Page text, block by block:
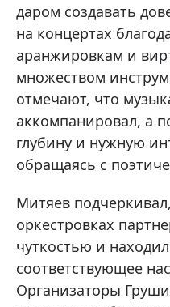
даром создавать
на концертах
аранжировкам и
множеством
отмечают, что
аккомпанировал, а
глубину и нужную
обращаясь с
Митяев
оркестровках
чуткостью и
соответствующее
Организаторы